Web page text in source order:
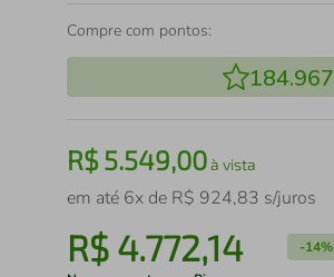
Compre com pontos:
184.967
R$5.549,00à vista
em até 6x de R$ 924,83 s/juros
R$ 4.772,14 -14%